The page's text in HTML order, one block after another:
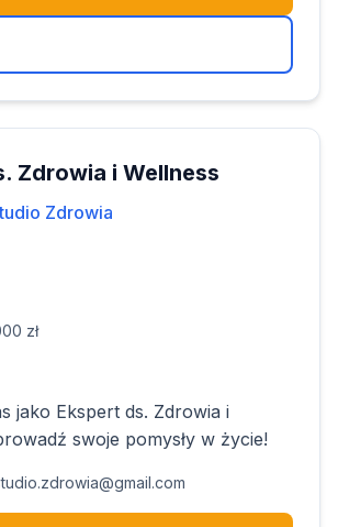
Zdrowia i Wellness
Zdrowia
zł
jako Ekspert ds. Zdrowia i
swoje pomysły w życie!